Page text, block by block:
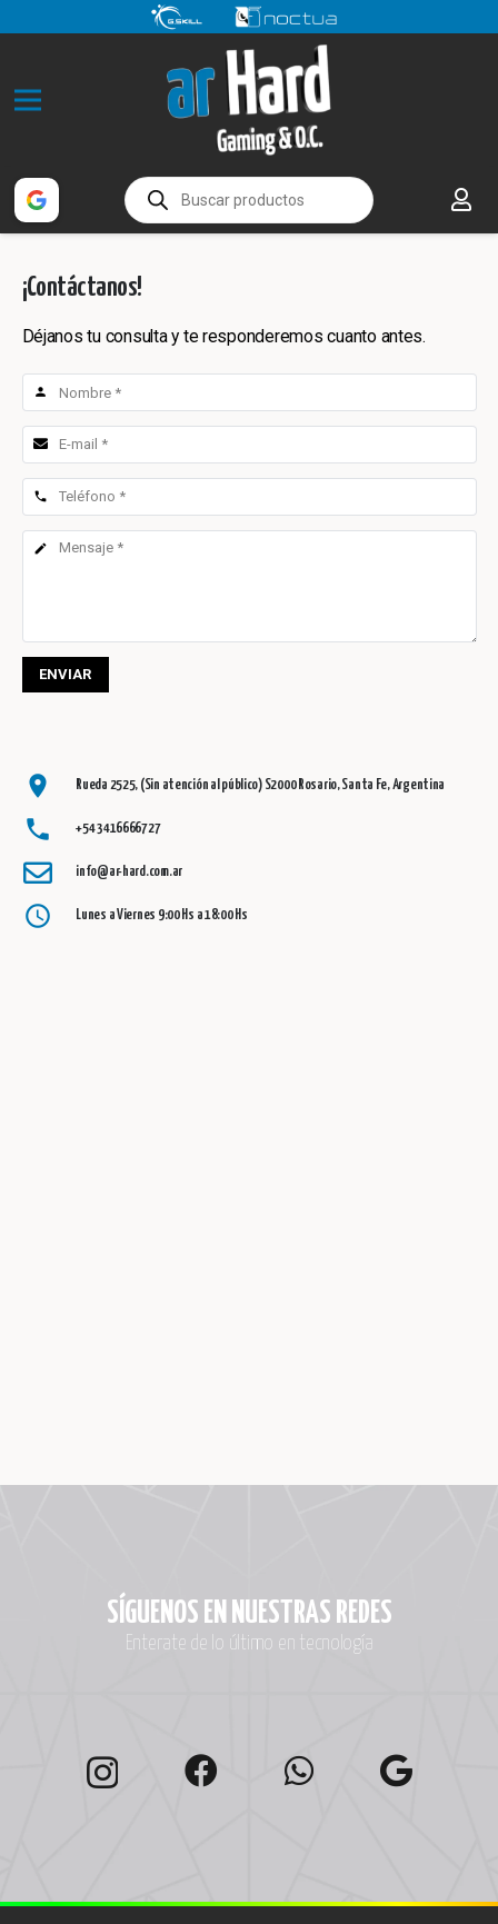
Búsqueda
de
productos
¡Contáctanos!
Déjanos tu consulta y te responderemos cuanto antes.
person
phone
create
ENVIAR
location_on Rueda 2525, (Sin atención al público) S2000 Rosario, Santa Fe, Argentina
phone +54 3416666727
info@ar-hard.com.ar
access_time Lunes a Viernes 9:00 Hs a 18:00 Hs
SÍGUENOS EN NUESTRAS REDES
Enterate de lo último en tecnología